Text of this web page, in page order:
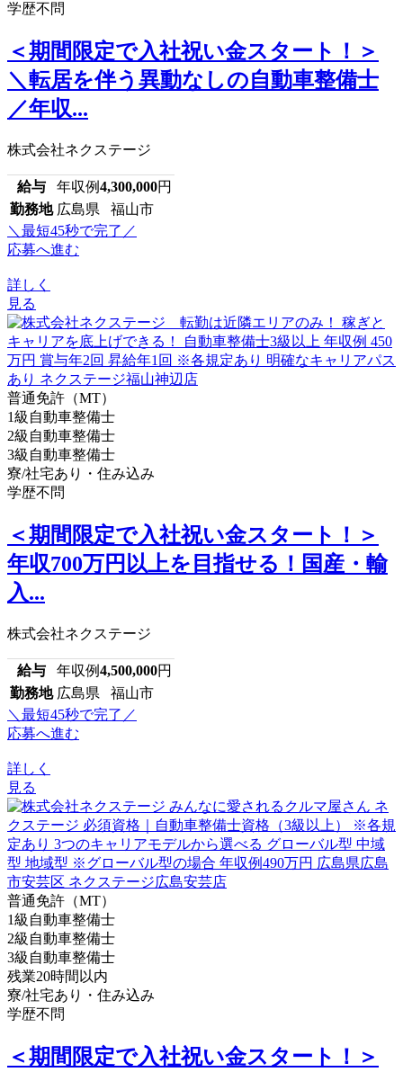
学歴不問
＜期間限定で入社祝い金スタート！＞
＼転居を伴う異動なしの自動車整備士
／年収...
株式会社ネクステージ
給与 年収例4,300,000円
勤務地 広島県 福山市
＼最短45秒で完了／
応募へ進む
詳しく
見る
普通免許（MT）
1級自動車整備士
2級自動車整備士
3級自動車整備士
寮/社宅あり・住み込み
学歴不問
＜期間限定で入社祝い金スタート！＞
年収700万円以上を目指せる！国産・輸
入...
株式会社ネクステージ
給与 年収例4,500,000円
勤務地 広島県 福山市
＼最短45秒で完了／
応募へ進む
詳しく
見る
普通免許（MT）
1級自動車整備士
2級自動車整備士
3級自動車整備士
残業20時間以内
寮/社宅あり・住み込み
学歴不問
＜期間限定で入社祝い金スタート！＞